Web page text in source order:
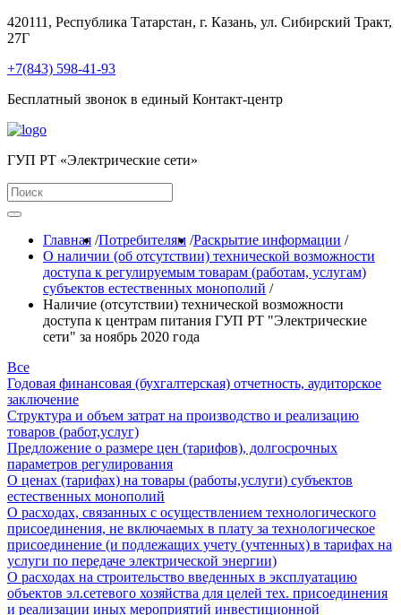
420111, Республика Татарстан, г. Казань, ул. Сибирский Тракт,
27Г
+7(843) 598-41-93
Бесплатный звонок в единый Контакт-центр
ГУП РТ «Электрические сети»
Главная /Потребителям /Раскрытие информации /
О наличии (об отсутствии) технической возможности
доступа к регулируемым товарам (работам, услугам)
субъектов естественных монополий /
Наличие (отсутствии) технической возможности
доступа к центрам питания ГУП РТ "Электрические
сети" за ноябрь 2020 года
Все
Годовая финансовая (бухгалтерская) отчетность, аудиторское
заключение
Структура и объем затрат на производство и реализацию
товаров (работ,услуг)
Предложение о размере цен (тарифов), долгосрочных
параметров регулирования
О ценах (тарифах) на товары (работы,услуги) субъектов
естественных монополий
О расходах, связанных с осуществлением технологического
присоединения, не включаемых в плату за технологическое
присоединение (и подлежащих учету (учтенных) в тарифах на
услуги по передаче электрической энергии)
О расходах на строительство введенных в эксплуатацию
объектов эл.сетевого хозяйства для целей тех. присоединения
и реализации иных мероприятий инвестиционной